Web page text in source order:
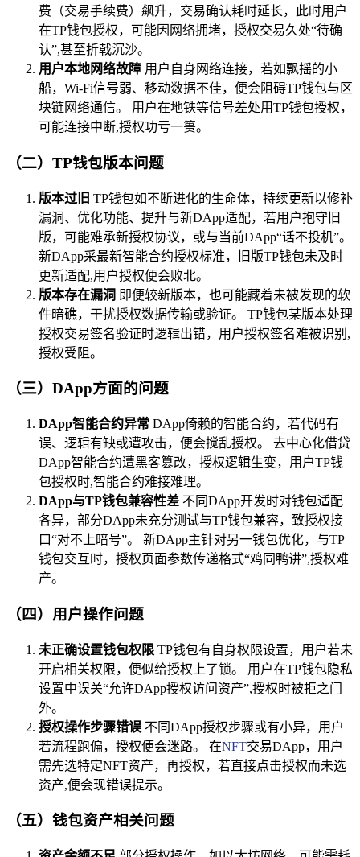
费（交易手续费）飙升，交易确认耗时延长，此时用户
在TP钱包授权，可能因网络拥堵，授权交易久处“待确
认”,甚至折戟沉沙。
用户本地网络故障 用户自身网络连接，若如飘摇的小
船，Wi-Fi信号弱、移动数据不佳，便会阻碍TP钱包与区
块链网络通信。 用户在地铁等信号差处用TP钱包授权，
可能连接中断,授权功亏一篑。
（二）TP钱包版本问题
版本过旧 TP钱包如不断进化的生命体，持续更新以修补
漏洞、优化功能、提升与新DApp适配，若用户抱守旧
版，可能难承新授权协议，或与当前DApp“话不投机”。
新DApp采最新智能合约授权标准，旧版TP钱包未及时
更新适配,用户授权便会败北。
版本存在漏洞 即便较新版本，也可能藏着未被发现的软
件暗礁，干扰授权数据传输或验证。 TP钱包某版本处理
授权交易签名验证时逻辑出错，用户授权签名难被识别,
授权受阻。
（三）DApp方面的问题
DApp智能合约异常 DApp倚赖的智能合约，若代码有
误、逻辑有缺或遭攻击，便会搅乱授权。 去中心化借贷
DApp智能合约遭黑客篡改，授权逻辑生变，用户TP钱
包授权时,智能合约难接难理。
DApp与TP钱包兼容性差 不同DApp开发时对钱包适配
各异，部分DApp未充分测试与TP钱包兼容，致授权接
口“对不上暗号”。 新DApp主针对另一钱包优化，与TP
钱包交互时，授权页面参数传递格式“鸡同鸭讲”,授权难
产。
（四）用户操作问题
未正确设置钱包权限 TP钱包有自身权限设置，用户若未
开启相关权限，便似给授权上了锁。 用户在TP钱包隐私
设置中误关“允许DApp授权访问资产”,授权时被拒之门
外。
授权操作步骤错误 不同DApp授权步骤或有小异，用户
若流程跑偏，授权便会迷路。 在NFT交易DApp，用户
需先选特定NFT资产，再授权，若直接点击授权而未选
资产,便会现错误提示。
（五）钱包资产相关问题